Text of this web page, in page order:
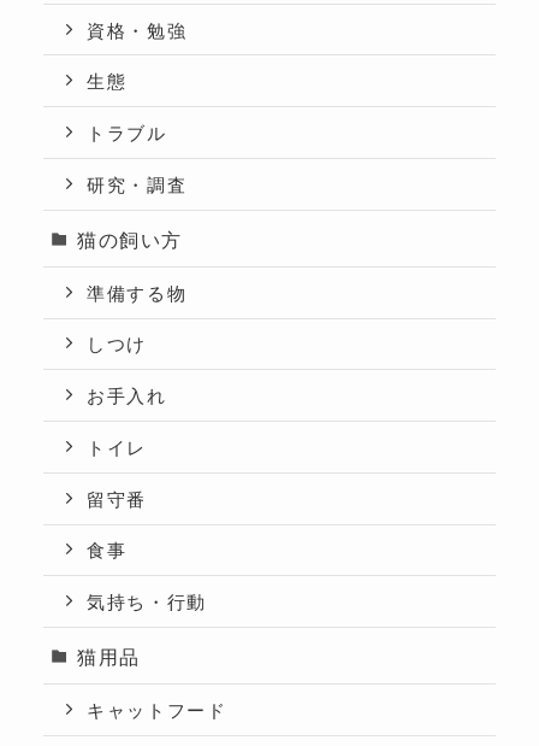
資格・勉強
生態
トラブル
研究・調査
猫の飼い方
準備する物
しつけ
お手入れ
トイレ
留守番
食事
気持ち・行動
猫用品
キャットフード